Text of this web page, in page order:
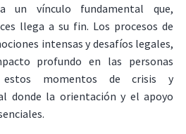
un vínculo fundamental que,
llega a su fin. Los procesos de
intensas y desafíos legales,
profundo en las personas
estos momentos de crisis y
donde la orientación y el apoyo